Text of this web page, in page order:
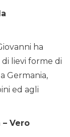
ha
lievi forme di
Germania,
ed agli
Vero